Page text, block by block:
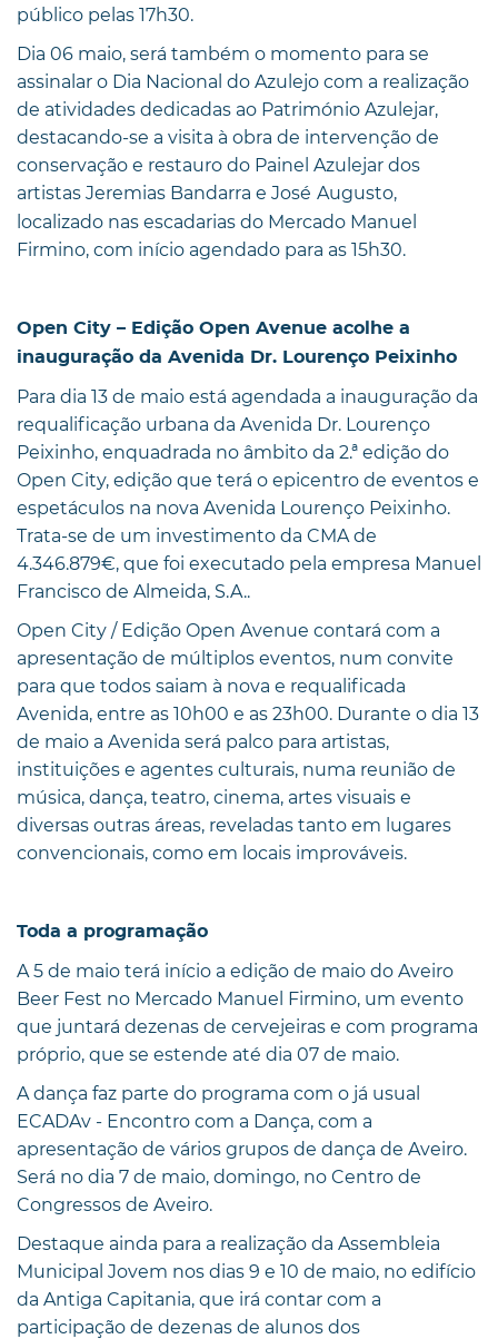
público pelas 17h30.
Dia 06 maio, será também o momento para se
assinalar o Dia Nacional do Azulejo com a realização
de atividades dedicadas ao Património Azulejar,
destacando-se a visita à obra de intervenção de
conservação e restauro do Painel Azulejar dos
artistas Jeremias Bandarra e José Augusto,
localizado nas escadarias do Mercado Manuel
Firmino, com início agendado para as 15h30.
Open City – Edição Open Avenue acolhe a
inauguração da Avenida Dr. Lourenço Peixinho
Para dia 13 de maio está agendada a inauguração da
requalificação urbana da Avenida Dr. Lourenço
Peixinho, enquadrada no âmbito da 2.ª edição do
Open City, edição que terá o epicentro de eventos e
espetáculos na nova Avenida Lourenço Peixinho.
Trata-se de um investimento da CMA de
4.346.879€, que foi executado pela empresa Manuel
Francisco de Almeida, S.A..
Open City / Edição Open Avenue contará com a
apresentação de múltiplos eventos, num convite
para que todos saiam à nova e requalificada
Avenida, entre as 10h00 e as 23h00. Durante o dia 13
de maio a Avenida será palco para artistas,
instituições e agentes culturais, numa reunião de
música, dança, teatro, cinema, artes visuais e
diversas outras áreas, reveladas tanto em lugares
convencionais, como em locais improváveis.
Toda a programação
A 5 de maio terá início a edição de maio do Aveiro
Beer Fest no Mercado Manuel Firmino, um evento
que juntará dezenas de cervejeiras e com programa
próprio, que se estende até dia 07 de maio.
A dança faz parte do programa com o já usual
ECADAv - Encontro com a Dança, com a
apresentação de vários grupos de dança de Aveiro.
Será no dia 7 de maio, domingo, no Centro de
Congressos de Aveiro.
Destaque ainda para a realização da Assembleia
Municipal Jovem nos dias 9 e 10 de maio, no edifício
da Antiga Capitania, que irá contar com a
participação de dezenas de alunos dos